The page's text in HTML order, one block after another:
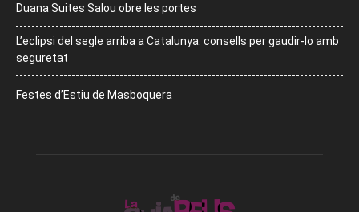
Duana Suites Salou obre les portes
L’eclipsi del segle arriba a Catalunya: consells per gaudir-lo amb
seguretat
Festes d’Estiu de Masboquera